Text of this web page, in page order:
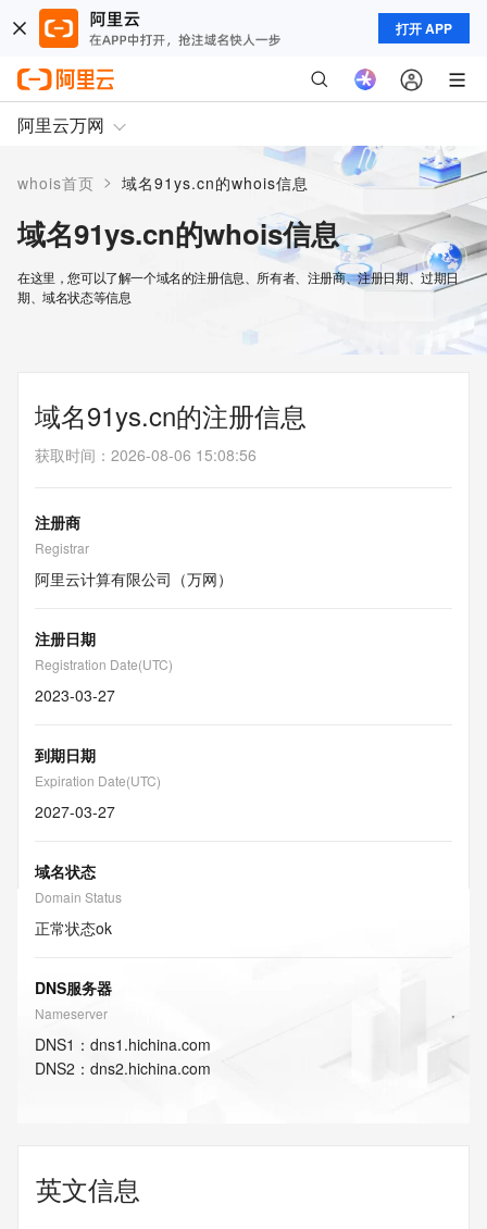
打开 APP
阿里云万网
whois首页 > 域名91ys.cn的whois信息
域名91ys.cn的whois信息
在这里，您可以了解一个域名的注册信息、所有者、注册商、注册日期、过期日
期、域名状态等信息
域名91ys.cn的注册信息
获取时间 ： 2026-08-06 15:08:56
注册商
Registrar
阿里云计算有限公司（万网）
注册日期
Registration Date(UTC)
2023-03-27
到期日期
Expiration Date(UTC)
2027-03-27
域名状态
Domain Status
正常状态ok
DNS服务器
Nameserver
DNS1 ： dns1.hichina.com
DNS2 ： dns2.hichina.com
英文信息